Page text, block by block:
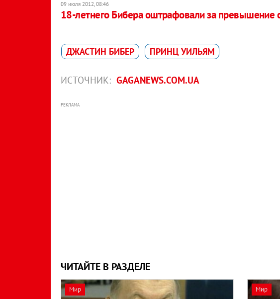
09 июля 2012, 08:46
18-летнего Бибера оштрафовали за превышение
ДЖАСТИН БИБЕР ПРИНЦ УИЛЬЯМ
ИСТОЧНИК: GAGANEWS.COM.UA
РЕКЛАМА
ЧИТАЙТЕ В РАЗДЕЛЕ
Мир Мир